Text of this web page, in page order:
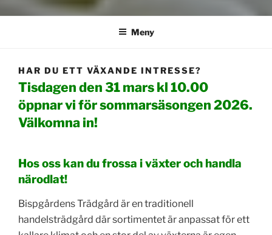
Meny
HAR DU ETT VÄXANDE INTRESSE?
Tisdagen den 31 mars kl 10.00
öppnar vi för sommarsäsongen 2026.
Välkomna in!
Hos oss kan du frossa i växter och handla
närodlat!
Bispgårdens Trädgård är en traditionell
handelsträdgård där sortimentet är anpassat för ett